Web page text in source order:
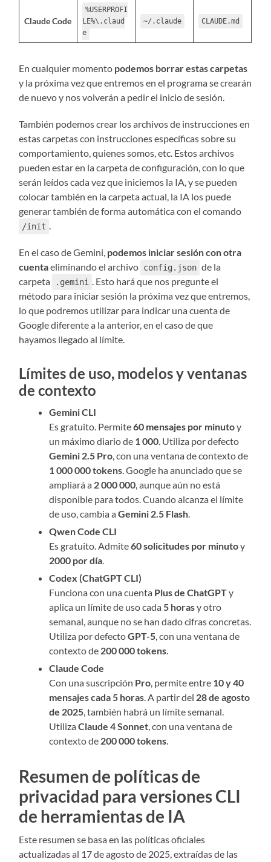
Claude Code
%USERPROFI
LE%\.claud
e
~/.claude CLAUDE.md
En cualquier momento podemos borrar estas carpetas
y la próxima vez que entremos en el programa se crearán
de nuevo y nos volverán a pedir el inicio de sesión.
También podemos crear los archivos de instrucciones en
estas carpetas con instrucciones específicas sobre su
comportamiento, quienes somos, etc. Estos archivos
pueden estar en la carpeta de configuración, con lo que
serán leídos cada vez que iniciemos la IA, y se pueden
colocar también en la carpeta actual, la IA los puede
generar también de forma automática con el comando
/init .
En el caso de Gemini, podemos iniciar sesión con otra
cuentaeliminando el archivo config.json de la
carpeta
.gemini . Esto hará que nos pregunte el
método para iniciar sesión la próxima vez que entremos,
lo que podremos utilizar para indicar una cuenta de
Google diferente a la anterior, en el caso de que
hayamos llegado al límite.
Límites de uso, modelos y ventanas
de contexto
Gemini CLI
Es gratuito. Permite60 mensajes por minutoy
un máximo diario de 1 000. Utiliza por defecto
Gemini 2.5 Pro, con una ventana de contexto de
1 000 000 tokens. Google ha anunciado que se
ampliará a 2 000 000, aunque aún no está
disponible para todos. Cuando alcanza el límite
de uso, cambia aGemini 2.5 Flash.
Qwen Code CLI
Es gratuito. Admite60 solicitudes por minutoy
2000 por día.
Codex (ChatGPT CLI)
Funciona con una cuenta Plus de ChatGPTy
aplica un límite de uso cada5 horasy otro
semanal, aunque no se han dado cifras concretas.
Utiliza por defectoGPT-5, con una ventana de
contexto de 200 000 tokens.
Claude Code
Con una suscripción Pro, permite entre 10 y 40
mensajes cada 5 horas. A partir del 28 de agosto
de 2025, también habrá un límite semanal.
UtilizaClaude 4 Sonnet, con una ventana de
contexto de 200 000 tokens.
Resumen de políticas de
privacidad para versiones CLI
de herramientas de IA
Este resumen se basa en las políticas oficiales
actualizadas al 17 de agosto de 2025, extraídas de las